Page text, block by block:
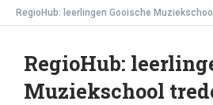
RegioHub: leerlingen Gooische
RegioHub:
Muziekschool